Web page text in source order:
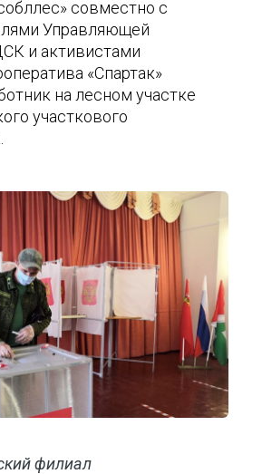
совместно с
Управляющей
и активистами
«Спартак»
на лесном участке
участкового
филиал